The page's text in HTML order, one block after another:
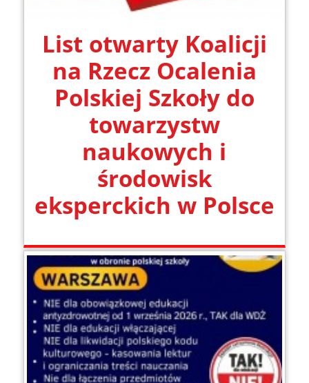
List otwarty Koalicji
na Rzecz Ocalenia
Polskiej Szkoły do
towarzystw
naukowych i
środowisk
eksperckich w Polsce